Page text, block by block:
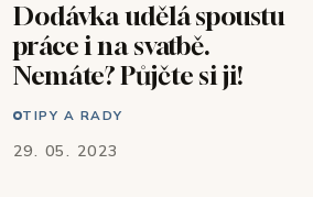
Dodávka udělá spoustu
práce i na svatbě.
Nemáte? Půjčte si ji!
TIPY A RADY
29. 05. 2023